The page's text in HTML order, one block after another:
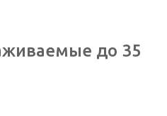
до 35